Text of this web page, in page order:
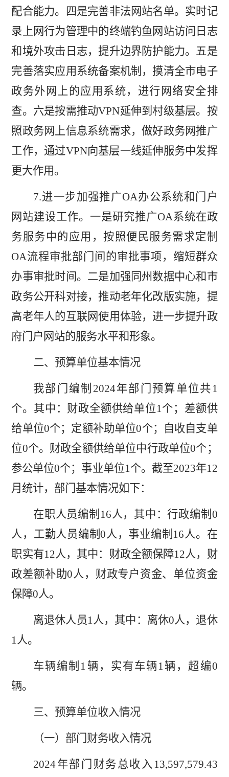
配合能力。四是完善非法网站名单。 实时记
录上网行为管理中的终端钓鱼网站访问日志
和境外攻击日志，提升边界防护能力。五是
完善落实应用系统备案机制， 摸清全市电子
政务外网 上的应用系统，进行网络安全排
查。六是按需推动VPN延伸到村级基层。 按
照政务网上信息系统需求，做好政务网推广
工作，通过VPN向基层一线延伸服务中发挥
更大作用。
7.进一步加强推广OA办公系统和门户
网站建设工作。一是研究推广OA 系统在政
务服务中的应用，按照便民服务需求定制
OA流程审批部门间的审批事项，缩短群众
办事审批时间。二是加强 同州数据中心和市
政务公开科对接，推动老年化改版实施，提
高老年人的互联网使用体验，进一步提升政
府门户网站的服务水平和形象。
二、预算单位基本情况
我部门编制 2024年部门预算单位共 1
个。其中：财政全额供给单位1 个；差额供
给单位0个；定额补助单位0个；自收自支单
位0个。财政全额供给单位中行政单位0个；
参公单位0个；事业单位1 个。截至2023年12
月统计，部门基本情况如下：
在职人员编制 16 人，其中：行政编制 0
人，工勤人员编制0 人，事业编制 16 人。在
职实有12人，其中：财政全额保障12人，财
政差额补助0 人，财政专户资金、单位资金
保障0人。
离退休人员1 人，其中：离休0人，退休
1 人。
车辆编制 1 辆，实有车辆1 辆，超编0
辆。
三、预算单位收入情况
（一）部门财务收入情况
2024年部门财务总收入 13,597,579.43